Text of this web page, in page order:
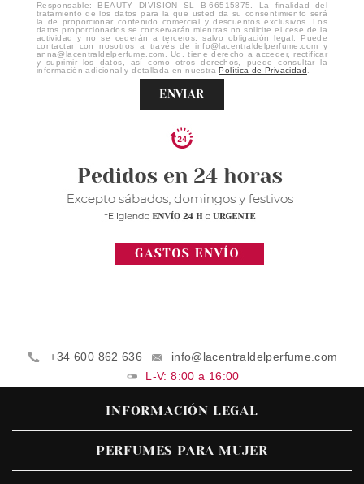
Responsable: BEAUTY DIVISION SL B-66515875. La finalidad del
tratamiento de los datos para la que usted da su consentimiento será
la de proporcionar contenido comercial y descuentos exclusivos. Los
datos proporcionados se conservarán mientras no solicite el cese de la
actividad y no se cederán a terceros, salvo obligación legal. Puede
contactar con nosotros a través de info@lacentraldelperfume.com y
anna@lacentraldelperfume.com. Ud. tiene derecho a acceder, rectificar
y suprimir los datos, así como otros derechos, puede consultar la
información adicional y detallada en nuestraPolítica de Privacidad
ENVIAR
+34 600 862 636
info@lacentraldelperfume.com
L-V: 8:00 a 16:00
INFORMACIÓN LEGAL
PERFUMES PARA MUJER